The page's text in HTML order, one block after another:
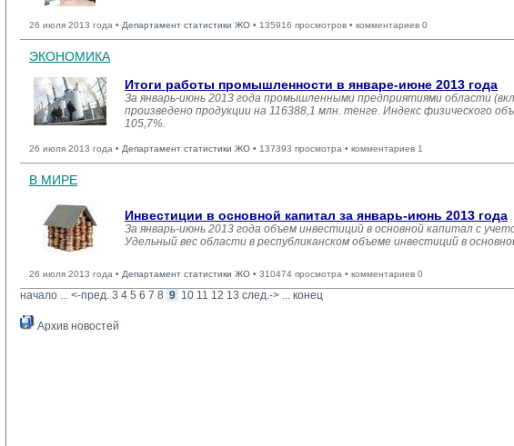
26 июля 2013 года • Департамент статистики ЖО • 135916 просмотров • комментариев 0
ЭКОНОМИКА
Итоги работы промышленности в январе-июне 2013 года
За январь-июнь 2013 года промышленными предприятиями области
произведено продукции на 116388,1 млн. тенге. Индекс физического
105,7%.
26 июля 2013 года • Департамент статистики ЖО • 137393 просмотра • комментариев 1
В МИРЕ
Инвестиции в основной капитал за январь-июнь 2013 года
За январь-июнь 2013 года объем инвестиций в основной капитал с
Удельный вес области в республиканском объеме инвестиций в
26 июля 2013 года • Департамент статистики ЖО • 310474 просмотра • комментариев 0
начало ... <-пред. 3 4 5 6 7 8 9 10 11 12 13 след.-> ... конец
Архив новостей